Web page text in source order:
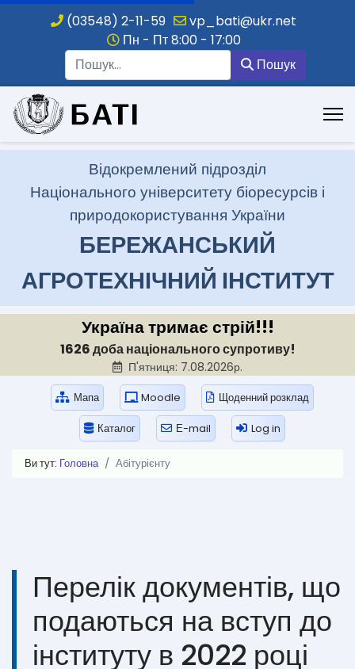
(03548) 2-11-59
vp_bati@ukr.net
Пн - Пт 8:00 - 17:00
Пошук
.
Відокремлений підрозділ
Національного університету біоресурсів і
природокористування України
БЕРЕЖАНСЬКИЙ
АГРОТЕХНІЧНИЙ ІНСТИТУТ
Україна тримає стрій!!!
1626 доба національного супротиву!
П'ятниця: 7.08.2026р.
Мапа Moodle Щоденний розклад
Каталог Е-mail Log in
Ви тут: Головна Абітурієнту
Перелік документів, що
подаються на вступ до
інституту в 2022 році